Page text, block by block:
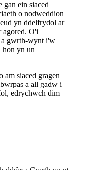
gan ein siaced
o nodweddion
yn ddelfrydol ar
agored. O'i
a gwrth-wynt i'w
hon yn un
siaced gragen
a all gadw i
edrychwch dim